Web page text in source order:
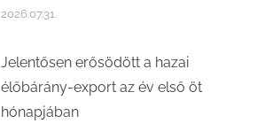
2026.07.31.
Jelentősen erősödött a hazai
élőbárány-export az év első öt
hónapjában